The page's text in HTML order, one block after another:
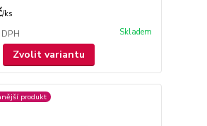
/ks
Skladem
Zvolit variantu
produkt